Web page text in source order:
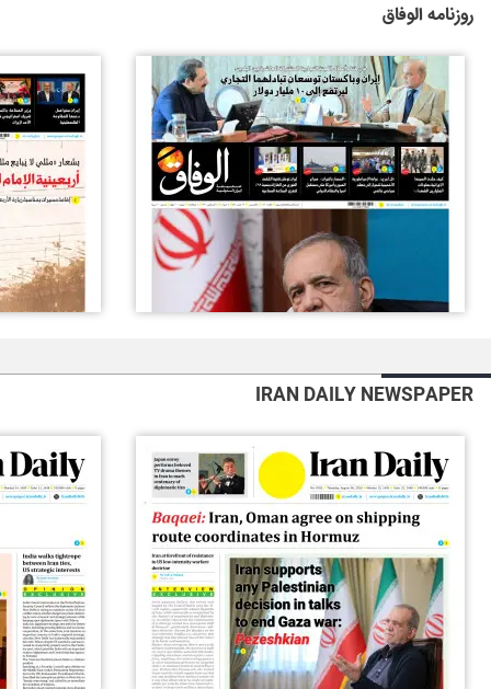
روزنامه الوفاق
IRAN DAILY NEWSPAPER